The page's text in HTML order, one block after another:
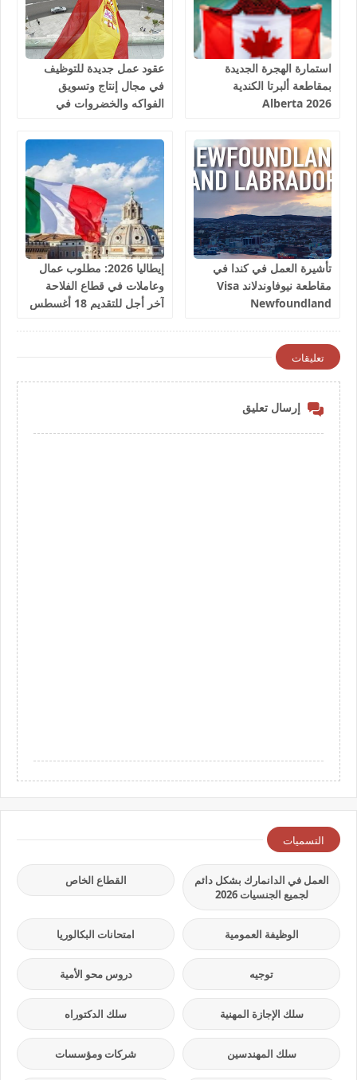
استمارة الهجرة الجديدة
بمقاطعة ألبرتا الكندية
Alberta 2026
عقود عمل جديدة للتوظيف
في مجال إنتاج وتسويق
الفواكه والخضروات في
تأشيرة العمل في كندا في
مقاطعة نيوفاوندلاند Visa
Newfoundland
إيطاليا 2026: مطلوب عمال
وعاملات في قطاع الفلاحة
آخر أجل للتقديم 18 أغسطس
تعليقات
إرسال تعليق
التسميات
العمل في الدانمارك بشكل دائم
لجميع الجنسيات 2026
القطاع الخاص
الوظيفة العمومية امتحانات البكالوريا
توجيه دروس محو الأمية
سلك الإجازة المهنية سلك الدكتوراه
سلك المهندسين شركات ومؤسسات